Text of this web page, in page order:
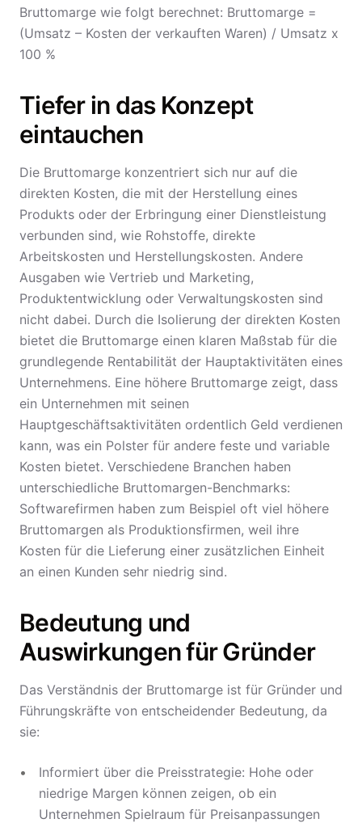
Bruttomarge wie folgt berechnet: Bruttomarge =
(Umsatz – Kosten der verkauften Waren) / Umsatz x
100 %
Tiefer in das Konzept
eintauchen
Die Bruttomarge konzentriert sich nur auf die
direkten Kosten, die mit der Herstellung eines
Produkts oder der Erbringung einer Dienstleistung
verbunden sind, wie Rohstoffe, direkte
Arbeitskosten und Herstellungskosten. Andere
Ausgaben wie Vertrieb und Marketing,
Produktentwicklung oder Verwaltungskosten sind
nicht dabei. Durch die Isolierung der direkten Kosten
bietet die Bruttomarge einen klaren Maßstab für die
grundlegende Rentabilität der Hauptaktivitäten eines
Unternehmens. Eine höhere Bruttomarge zeigt, dass
ein Unternehmen mit seinen
Hauptgeschäftsaktivitäten ordentlich Geld verdienen
kann, was ein Polster für andere feste und variable
Kosten bietet. Verschiedene Branchen haben
unterschiedliche Bruttomargen-Benchmarks:
Softwarefirmen haben zum Beispiel oft viel höhere
Bruttomargen als Produktionsfirmen, weil ihre
Kosten für die Lieferung einer zusätzlichen Einheit
an einen Kunden sehr niedrig sind.
Bedeutung und
Auswirkungen für Gründer
Das Verständnis der Bruttomarge ist für Gründer und
Führungskräfte von entscheidender Bedeutung, da
sie:
Informiert über die Preisstrategie: Hohe oder
niedrige Margen können zeigen, ob ein
Unternehmen Spielraum für Preisanpassungen